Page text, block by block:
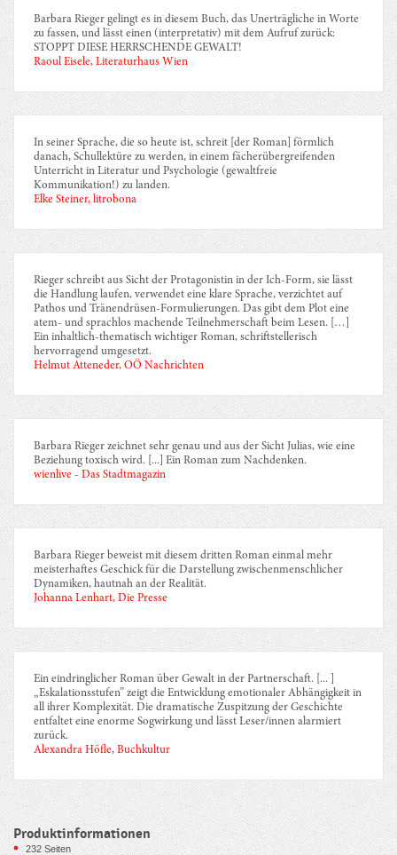
Barbara Rieger gelingt es in diesem Buch, das Unerträgliche in Worte
zu fassen, und lässt einen (interpretativ) mit dem Aufruf zurück:
STOPPT DIESE HERRSCHENDE GEWALT!
Raoul Eisele, Literaturhaus Wien
In seiner Sprache, die so heute ist, schreit [der Roman] förmlich
danach, Schullektüre zu werden, in einem fächerübergreifenden
Unterricht in Literatur und Psychologie (gewaltfreie
Kommunikation!) zu landen.
Elke Steiner, litrobona
Rieger schreibt aus Sicht der Protagonistin in der Ich-Form, sie lässt
die Handlung laufen, verwendet eine klare Sprache, verzichtet auf
Pathos und Tränendrüsen-Formulierungen. Das gibt dem Plot eine
atem- und sprachlos machende Teilnehmerschaft beim Lesen. […]
Ein inhaltlich-thematisch wichtiger Roman, schriftstellerisch
hervorragend umgesetzt.
Helmut Atteneder, OÖ Nachrichten
Barbara Rieger zeichnet sehr genau und aus der Sicht Julias, wie eine
Beziehung toxisch wird. [...] Ein Roman zum Nachdenken.
wienlive - Das Stadtmagazin
Barbara Rieger beweist mit diesem dritten Roman einmal mehr
meisterhaftes Geschick für die Darstellung zwischenmenschlicher
Dynamiken, hautnah an der Realität.
Johanna Lenhart, Die Presse
Ein eindringlicher Roman über Gewalt in der Partnerschaft. [... ]
„Eskalationsstufen” zeigt die Entwicklung emotionaler Abhängigkeit in
all ihrer Komplexität. Die dramatische Zuspitzung der Geschichte
entfaltet eine enorme Sogwirkung und lässt Leser/innen alarmiert
zurück.
Alexandra Höfle, Buchkultur
Produktinformationen
232Seiten